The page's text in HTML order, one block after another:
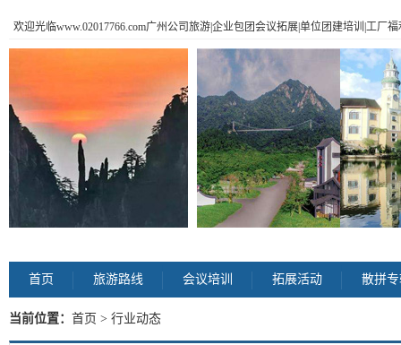
欢迎光临www.02017766.com广州公司旅游|企业包团会议拓展|单位团建培训|工厂
首页 旅游路线 会议培训 拓展活动 散拼
当前位置： 首页 > 行业动态